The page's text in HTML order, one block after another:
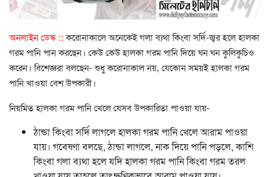
অনলাইন ডেস্ক ::করোনাকালে অনেকেই গলা ব্যথা কিংবা সর্দি-জ্বর হলে হালকা
গরম পানি পান করছেন। কেউ কেউ হালকা গরম পানি দিয়ে ঘন ঘন কুলিকুচিও
করেন। বিশেজ্ঞরা বলছেন- শুধু করোনাকাল নয়, যেকোন সময়ই হালকা গরম
পানি খাওয়া বেশ উপকারী।
নিয়মিত হালকা গরম পানি খেলে যেসব উপকারিতা পাওয়া যায়-
ঠান্ডা কিংবা সর্দি লাগলে হালকা গরম পানি খেলে আরাম পাওয়া
যায়। গবেষণা বলছে, ঠান্ডা লাগলে, নাক দিয়ে পানি পড়লে, কাশি
কিংবা গলা ব্যথা হলে যদি হালকা গরম পানি কিংবা গরম তরল